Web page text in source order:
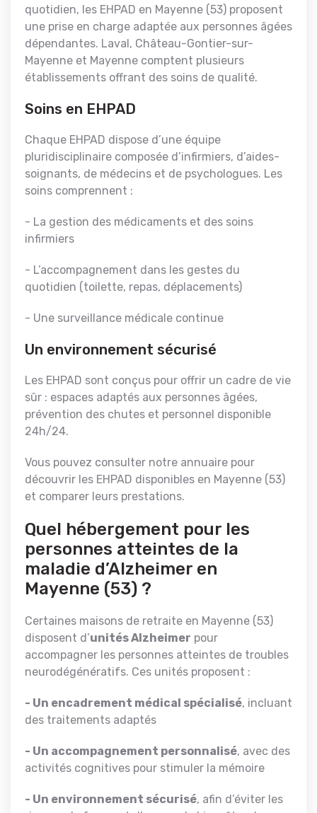
quotidien, les EHPAD en Mayenne (53) proposent
une prise en charge adaptée aux personnes âgées
dépendantes. Laval, Château-Gontier-sur-
Mayenne et Mayenne comptent plusieurs
établissements offrant des soins de qualité.
Soins en EHPAD
Chaque EHPAD dispose d’une équipe
pluridisciplinaire composée d’infirmiers, d’aides-
soignants, de médecins et de psychologues. Les
soins comprennent :
- La gestion des médicaments et des soins
infirmiers
- L’accompagnement dans les gestes du
quotidien (toilette, repas, déplacements)
- Une surveillance médicale continue
Un environnement sécurisé
Les EHPAD sont conçus pour offrir un cadre de vie
sûr : espaces adaptés aux personnes âgées,
prévention des chutes et personnel disponible
24h/24.
Vous pouvez consulter notre annuaire pour
découvrir les EHPAD disponibles en Mayenne (53)
et comparer leurs prestations.
Quel hébergement pour les
personnes atteintes de la
maladie d’Alzheimer en
Mayenne (53) ?
Certaines maisons de retraite en Mayenne (53)
disposent d’unités Alzheimer pour
accompagner les personnes atteintes de troubles
neurodégénératifs. Ces unités proposent :
- Un encadrement médical spécialisé, incluant
des traitements adaptés
- Un accompagnement personnalisé, avec des
activités cognitives pour stimuler la mémoire
- Un environnement sécurisé, afin d’éviter les